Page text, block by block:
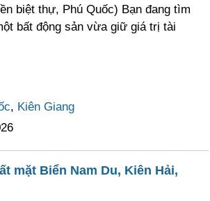
biệt thự, Phú Quốc) Bạn đang tìm
bất động sản vừa giữ giá trị tài
, Kiên Giang
mặt Biển Nam Du, Kiên Hải,